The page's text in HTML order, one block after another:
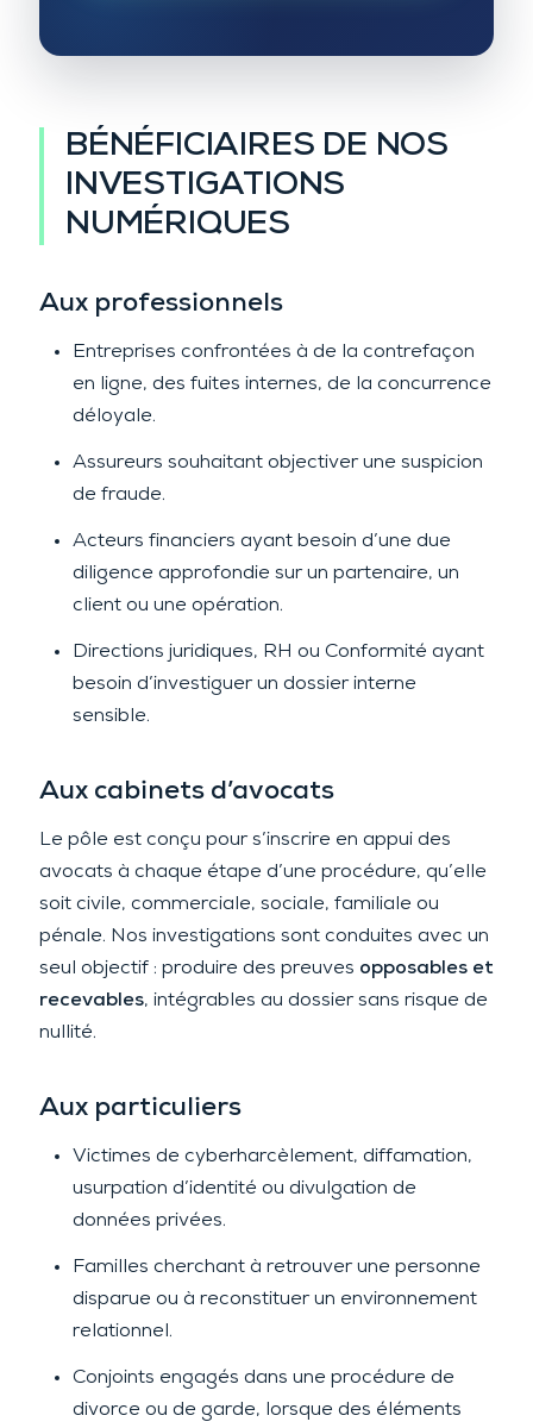
BÉNÉFICIAIRES DE NOS
INVESTIGATIONS
NUMÉRIQUES
Aux professionnels
Entreprises confrontées à de la contrefaçon
en ligne, des fuites internes, de la concurrence
déloyale.
Assureurs souhaitant objectiver une suspicion
de fraude.
Acteurs financiers ayant besoin d’une due
diligence approfondie sur un partenaire, un
client ou une opération.
Directions juridiques, RH ou Conformité ayant
besoin d’investiguer un dossier interne
sensible.
Aux cabinets d’avocats
Le pôle est conçu pour s’inscrire en appui des
avocats à chaque étape d’une procédure, qu’elle
soit civile, commerciale, sociale, familiale ou
pénale. Nos investigations sont conduites avec un
seul objectif : produire des preuves opposables et
recevables, intégrables au dossier sans risque de
nullité.
Aux particuliers
Victimes de cyberharcèlement, diffamation,
usurpation d’identité ou divulgation de
données privées.
Familles cherchant à retrouver une personne
disparue ou à reconstituer un environnement
relationnel.
Conjoints engagés dans une procédure de
divorce ou de garde, lorsque des éléments